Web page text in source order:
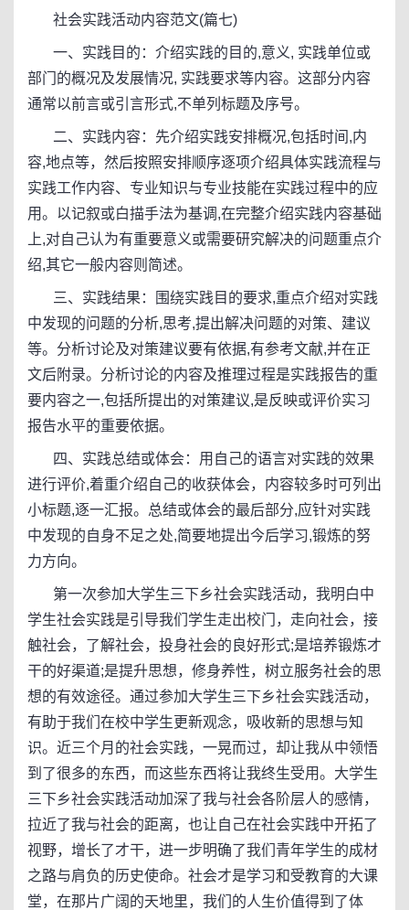
社会实践活动内容范文(篇七)
一、实践目的：介绍实践的目的,意义, 实践单位或
部门的概况及发展情况, 实践要求等内容。这部分内容
通常以前言或引言形式,不单列标题及序号。
二、实践内容：先介绍实践安排概况,包括时间,内
容,地点等，然后按照安排顺序逐项介绍具体实践流程与
实践工作内容、专业知识与专业技能在实践过程中的应
用。以记叙或白描手法为基调,在完整介绍实践内容基础
上,对自己认为有重要意义或需要研究解决的问题重点介
绍,其它一般内容则简述。
三、实践结果：围绕实践目的要求,重点介绍对实践
中发现的问题的分析,思考,提出解决问题的对策、建议
等。分析讨论及对策建议要有依据,有参考文献,并在正
文后附录。分析讨论的内容及推理过程是实践报告的重
要内容之一,包括所提出的对策建议,是反映或评价实习
报告水平的重要依据。
四、实践总结或体会：用自己的语言对实践的效果
进行评价,着重介绍自己的收获体会，内容较多时可列出
小标题,逐一汇报。总结或体会的最后部分,应针对实践
中发现的自身不足之处,简要地提出今后学习,锻炼的努
力方向。
第一次参加大学生三下乡社会实践活动，我明白中
学生社会实践是引导我们学生走出校门，走向社会，接
触社会，了解社会，投身社会的良好形式;是培养锻炼才
干的好渠道;是提升思想，修身养性，树立服务社会的思
想的有效途径。通过参加大学生三下乡社会实践活动，
有助于我们在校中学生更新观念，吸收新的思想与知
识。近三个月的社会实践，一晃而过，却让我从中领悟
到了很多的东西，而这些东西将让我终生受用。大学生
三下乡社会实践活动加深了我与社会各阶层人的感情，
拉近了我与社会的距离，也让自己在社会实践中开拓了
视野，增长了才干，进一步明确了我们青年学生的成材
之路与肩负的历史使命。社会才是学习和受教育的大课
堂，在那片广阔的天地里，我们的人生价值得到了体